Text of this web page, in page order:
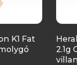
K1 Fat
2.1g